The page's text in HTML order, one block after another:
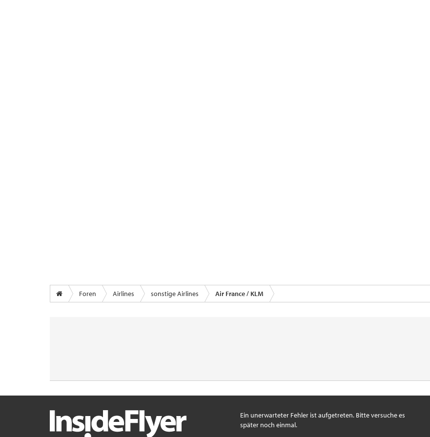
Foren Airlines sonstige Airlines Air France / KLM
Ein unerwarteter Fehler ist aufgetreten. Bitte versuche es
später noch einmal.